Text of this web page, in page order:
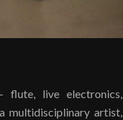
flute, live electronics,
multidisciplinary artist,